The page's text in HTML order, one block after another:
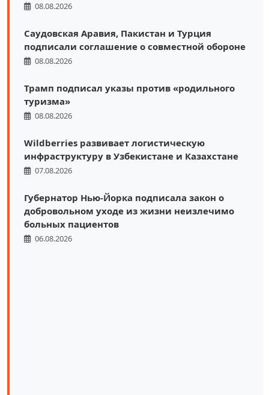
08.08.2026
Саудовская Аравия, Пакистан и Турция
подписали соглашение о совместной обороне
08.08.2026
Трамп подписал указы против «родильного
туризма»
08.08.2026
Wildberries развивает логистическую
инфраструктуру в Узбекистане и Казахстане
07.08.2026
Губернатор Нью-Йорка подписала закон о
добровольном уходе из жизни неизлечимо
больных пациентов
06.08.2026